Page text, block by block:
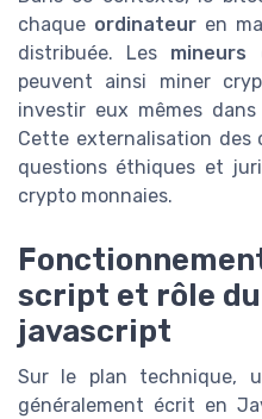
chaque ordinateur en
distribuée. Les mineurs
peuvent ainsi miner
investir eux mêmes dans
Cette externalisation
questions éthiques et
crypto monnaies.
script et rôle
javascript
Sur le plan technique,
généralement écrit en